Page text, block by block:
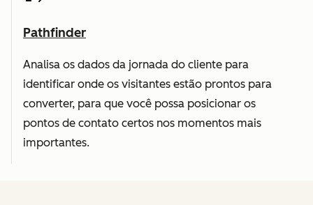
Pathfinder
Analisa os dados da jornada do cliente para
identificar onde os visitantes estão prontos para
converter, para que você possa posicionar os
pontos de contato certos nos momentos mais
importantes.